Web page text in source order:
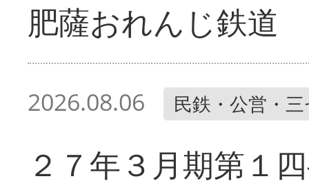
肥薩おれんじ鉄
2026.08.06 民鉄・公営・
２７年３月期第１